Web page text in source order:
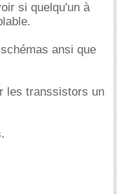
si quelqu'un à
ansi que
les transsistors un